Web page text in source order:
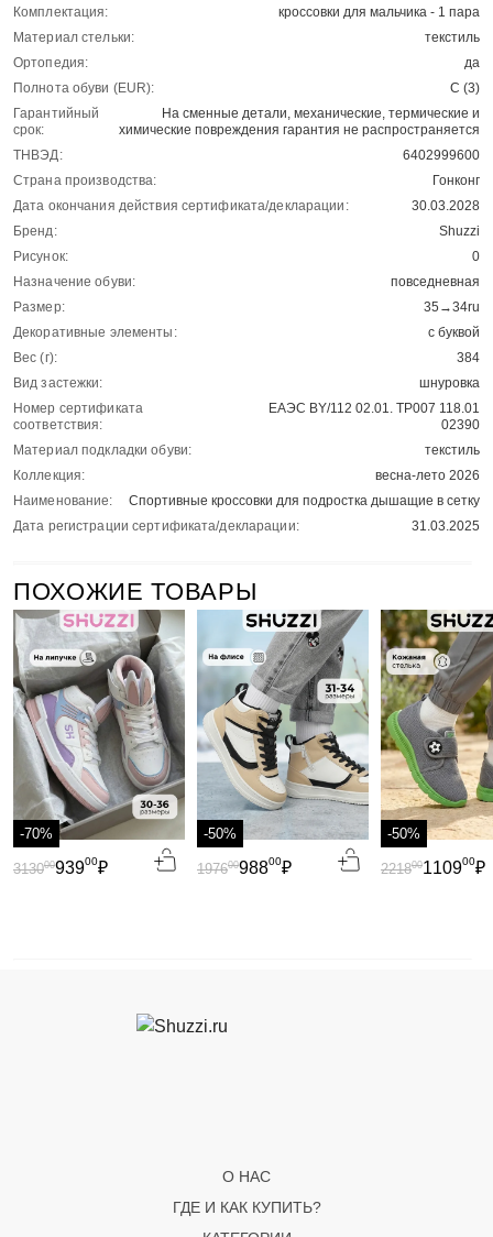
Комплектация:
кроссовки для мальчика - 1 пара
Материал стельки:
текстиль
Ортопедия:
да
Полнота обуви (EUR):
С (3)
Гарантийный
срок:
На сменные детали, механические, термические и
химические повреждения гарантия не распространяется
ТНВЭД:
6402999600
Страна производства:
Гонконг
Дата окончания действия сертификата/декларации:
30.03.2028
Бренд:
Shuzzi
Рисунок:
0
Назначение обуви:
повседневная
Размер:
35→34ru
Декоративные элементы:
с буквой
Вес (г):
384
Вид застежки:
шнуровка
Номер сертификата
соответствия:
ЕАЭС BY/112 02.01. ТР007 118.01
02390
Материал подкладки обуви:
текстиль
Коллекция:
весна-лето 2026
Наименование:
Спортивные кроссовки для подростка дышащие в сетку
Дата регистрации сертификата/декларации:
31.03.2025
ПОХОЖИЕ ТОВАРЫ
-70%
93900₽
313000
-50%
98800₽
197600
-50%
110900₽
221800
О НАС
ГДЕ И КАК КУПИТЬ?